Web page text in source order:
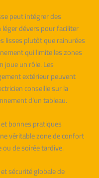
peut intégrer des
dévers pour faciliter
lisses plutôt que rainurées
qui limite les zones
joue un rôle. Les
extérieur peuvent
conseille sur la
d’un tableau.
bonnes pratiques
véritable zone de confort
ou de soirée tardive.
sécurité globale de